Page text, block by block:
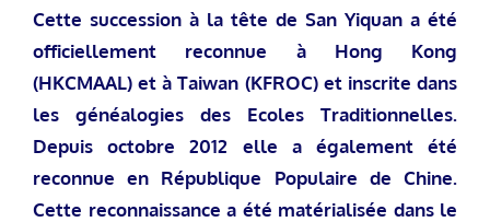
Cette succession à la tête de San Yiquan a été
officiellement reconnue à Hong Kong
(HKCMAAL) et à Taiwan (KFROC) et inscrite dans
les généalogies des Ecoles Traditionnelles.
Depuis octobre 2012 elle a également été
reconnue en République Populaire de Chine.
Cette reconnaissance a été matérialisée dans le